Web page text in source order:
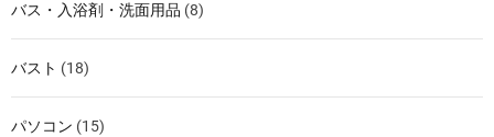
バス・入浴剤・洗面用品 (8)
バスト (18)
パソコン (15)